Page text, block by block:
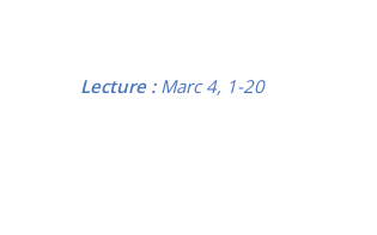
Lecture : Marc 4, 1-20